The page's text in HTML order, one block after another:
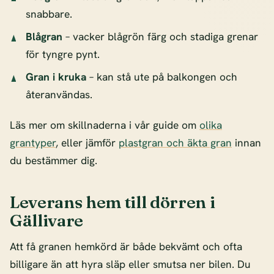
snabbare.
Blågran – vacker blågrön färg och stadiga grenar
för tyngre pynt.
Gran i kruka– kan stå ute på balkongen och
återanvändas.
Läs mer om skillnaderna i vår guide om olika
grantyper, eller jämför plastgran och äkta gran innan
du bestämmer dig.
Leverans hem till dörren i
Gällivare
Att få granen hemkörd är både bekvämt och ofta
billigare än att hyra släp eller smutsa ner bilen. Du